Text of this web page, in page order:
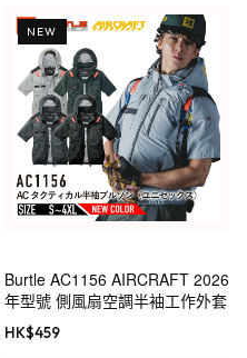
NEW
Burtle AC1156 AIRCRAFT 2026
年型號 側風扇空調半袖工作外套
HK$459